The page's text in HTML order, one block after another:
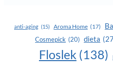
anti-aging (15) Aroma Home (17)
Cosmepick (20) dieta
Floslek (138)